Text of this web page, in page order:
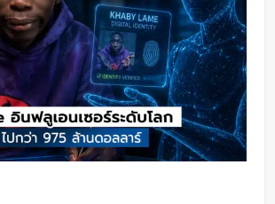
2 วัน Ago
สตาร์ทอัพรัฐออริกอนพัฒนา AI Data
Center ลอยน้ำ ใช้พลังงานจากคลื่น
ทะเลผลิตไฟฟ้า และใช้น้ำทะเลช่วย
ระบายความร้อน
2 วัน Ago
จีนเปิดตัว “xianglong” เครื่องขุดอุ
โมงค์ไฮบริด เจาะ-ระเบิดหิน เครื่อง
แรกของโลก